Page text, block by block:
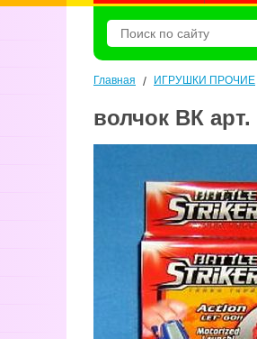
Главная / ИГРУШКИ ПРОЧИЕ
волчок ВК арт.